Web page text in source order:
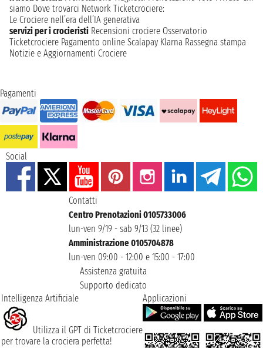
siamo Dove trovarci Network Ticketcrociere:
Le Crociere nell’era dell’IA generativa
servizi per i crocieristi Recensioni crociere Osservatorio
Ticketcrociere Pagamento online Scalapay Klarna Rassegna stampa
Notizie e Aggiornamenti Crociere
Pagamenti
Social
Contatti
Centro Prenotazioni 0105733006
lun-ven 9/19 - sab 9/13 (32 linee)
Amministrazione 0105704878
lun-ven 09:00 - 12:00 e 15:00 - 17:00
Assistenza gratuita
Supporto dedicato
Intelligenza Artificiale
Utilizza il GPT di Ticketcrociere
per trovare la crociera perfetta!
Applicazioni